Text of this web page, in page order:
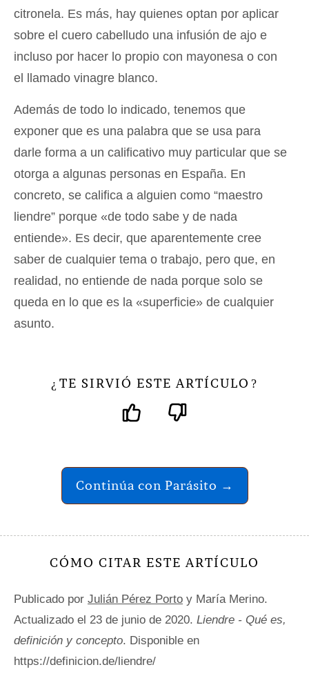
citronela. Es más, hay quienes optan por aplicar
sobre el cuero cabelludo una infusión de ajo e
incluso por hacer lo propio con mayonesa o con
el llamado vinagre blanco.
Además de todo lo indicado, tenemos que
exponer que es una palabra que se usa para
darle forma a un calificativo muy particular que se
otorga a algunas personas en España. En
concreto, se califica a alguien como “maestro
liendre” porque «de todo sabe y de nada
entiende». Es decir, que aparentemente cree
saber de cualquier tema o trabajo, pero que, en
realidad, no entiende de nada porque solo se
queda en lo que es la «superficie» de cualquier
asunto.
¿ TE SIRVIÓ ESTE ARTÍCULO ?
Continúa con Parásito →
CÓMO CITAR ESTE ARTÍCULO
Publicado por Julián Pérez Porto y María Merino.
Actualizado el 23 de junio de 2020. Liendre - Qué es,
definición y concepto. Disponible en
https://definicion.de/liendre/